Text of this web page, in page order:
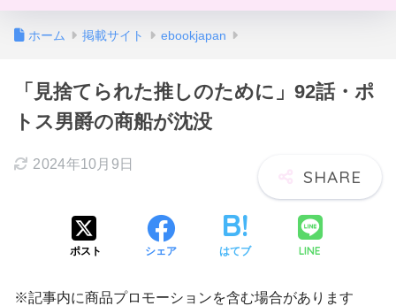
ホーム 掲載サイト ebookjapan
「見捨てられた推しのために」92話・ポ
トス男爵の商船が沈没
2024年10月9日
ポスト シェア はてブ LINE
※記事内に商品プロモーションを含む場合があります